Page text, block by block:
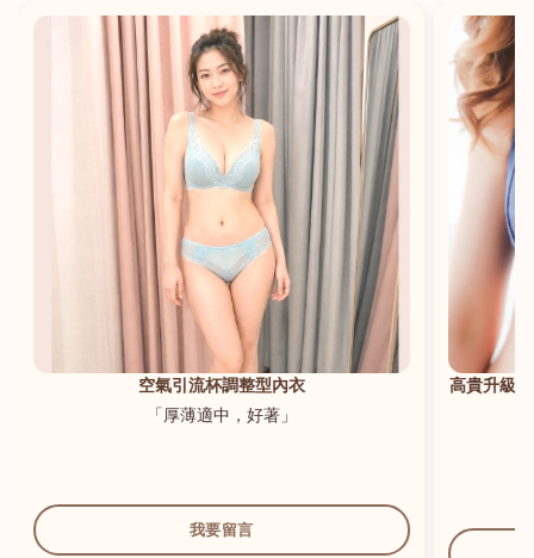
空氣引流杯調整型內衣
「厚薄適中，好著」
我要留言
高貴升級
港澳中文
English